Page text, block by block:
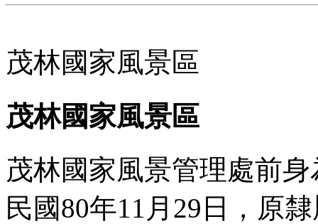
茂林國家風景區
茂林國家風景區
茂林國家風景管理處前
民國80年11月29日，原